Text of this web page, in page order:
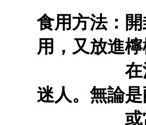
食用方法：
用，又放進
在洋酒、
迷人。無論
或當下